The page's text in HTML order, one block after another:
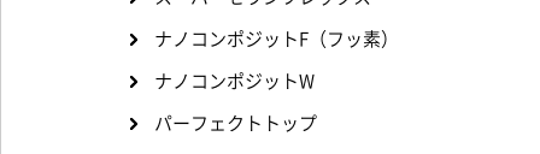
ナノコンポジットF（フッ素）
ナノコンポジットW
パーフェクトトップ